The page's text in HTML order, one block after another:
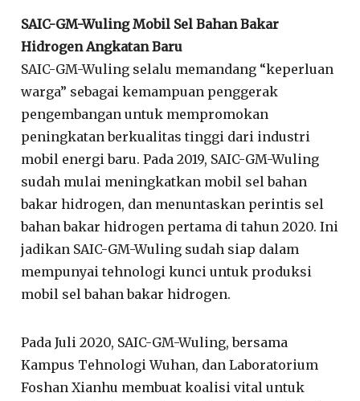
SAIC-GM-Wuling Mobil Sel Bahan Bakar
Hidrogen Angkatan Baru
SAIC-GM-Wuling selalu memandang “keperluan
warga” sebagai kemampuan penggerak
pengembangan untuk mempromokan
peningkatan berkualitas tinggi dari industri
mobil energi baru. Pada 2019, SAIC-GM-Wuling
sudah mulai meningkatkan mobil sel bahan
bakar hidrogen, dan menuntaskan perintis sel
bahan bakar hidrogen pertama di tahun 2020. Ini
jadikan SAIC-GM-Wuling sudah siap dalam
mempunyai tehnologi kunci untuk produksi
mobil sel bahan bakar hidrogen.
Pada Juli 2020, SAIC-GM-Wuling, bersama
Kampus Tehnologi Wuhan, dan Laboratorium
Foshan Xianhu membuat koalisi vital untuk